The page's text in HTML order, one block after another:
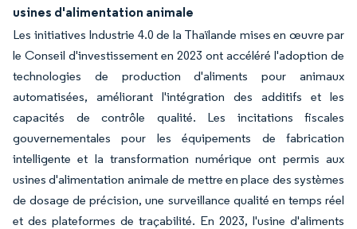
usines d'alimentation animale
Les initiatives Industrie 4.0 de la Thaïlande mises en œuvre par
le Conseil d'investissement en 2023 ont accéléré l'adoption de
technologies de production d'aliments pour animaux
automatisées, améliorant l'intégration des additifs et les
capacités de contrôle qualité. Les incitations fiscales
gouvernementales pour les équipements de fabrication
intelligente et la transformation numérique ont permis aux
usines d'alimentation animale de mettre en place des systèmes
de dosage de précision, une surveillance qualité en temps réel
et des plateformes de traçabilité. En 2023, l'usine d'aliments